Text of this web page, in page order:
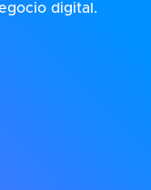
digital.